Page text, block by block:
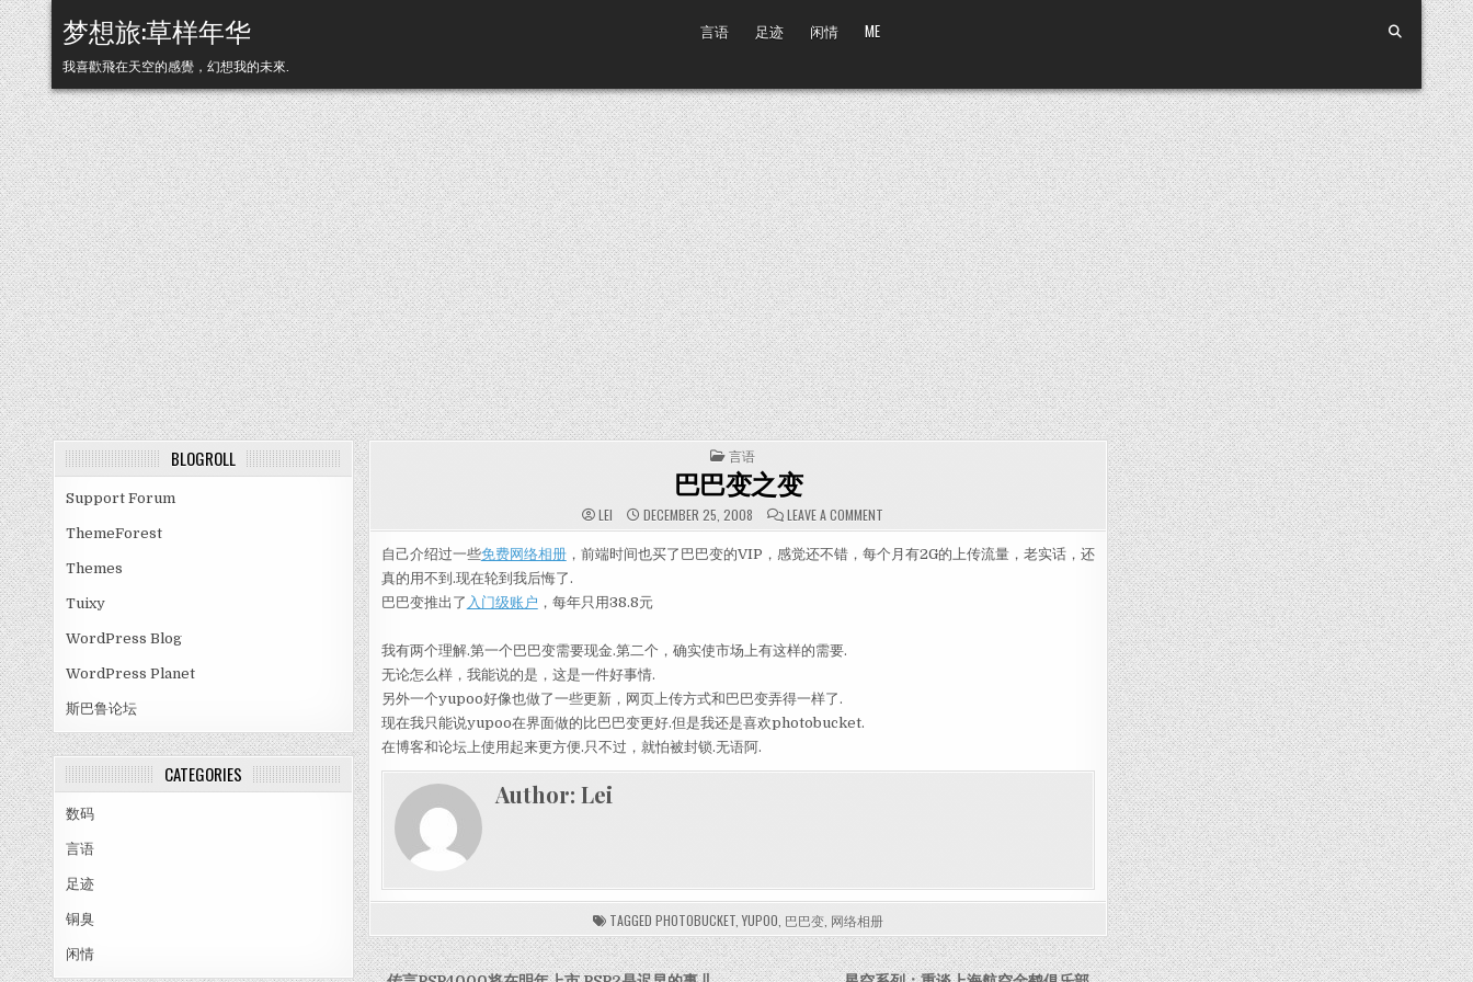
Skip to content
梦想旅:草样年华
我喜歡飛在天空的感覺，幻想我的未來.
言语 足迹 闲情 ME
BLOGROLL
Support Forum
ThemeForest
Themes
Tuixy
WordPress Blog
WordPress Planet
斯巴鲁论坛
CATEGORIES
数码
言语
足迹
铜臭
闲情
POSTED IN
言语
巴巴变之变
LEI DECEMBER 25, 2008 LEAVE A COMMENTON 巴巴变之变
自己介绍过一些免费网络相册，前端时间也买了巴巴变的VIP，感觉还不错，每个月有2G的上传流量，老实话，还
真的用不到.现在轮到我后悔了.
巴巴变推出了 入门级账户 ，每年只用38.8元
我有两个理解.第一个巴巴变需要现金.第二个，确实使市场上有这样的需要.
无论怎么样，我能说的是，这是一件好事情.
另外一个yupoo好像也做了一些更新，网页上传方式和巴巴变弄得一样了.
现在我只能说yupoo在界面做的比巴巴变更好.但是我还是喜欢photobucket.
在博客和论坛上使用起来更方便.只不过，就怕被封锁.无语阿.
Author: Lei
TAGGED PHOTOBUCKET,YUPOO 巴巴变, 网络相册